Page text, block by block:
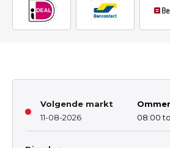
Volgende markt
11-08-2026
08:00